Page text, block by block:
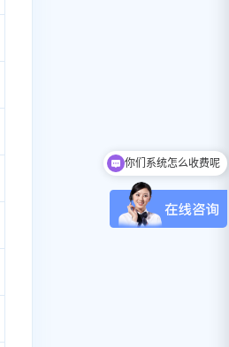
你们系统提供免费测试吗？